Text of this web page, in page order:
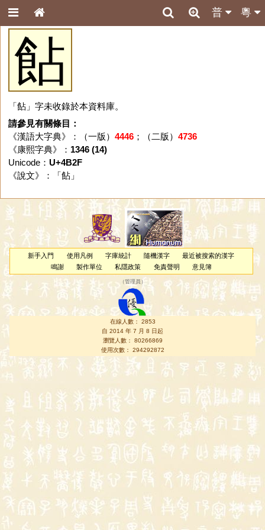
粵
普
䬯
「䬯」字未收錄於本資料庫。
請參見有關條目：
《漢語大字典》：（一版） 4446；（二版） 4736
《康熙字典》： 1346 (14)
Unicode： U+4B2F
《說文》：「 䬯」
新手入門 使用凡例 字庫統計 隨機漢字
最近被搜索的漢字
鳴謝
製作單位 私隱政策 免責聲明 意見簿
（管理員 ）
在線人數： 2853
自 2014 年 7 月 8 日起
瀏覽人數： 80266869
使用次數： 294292872